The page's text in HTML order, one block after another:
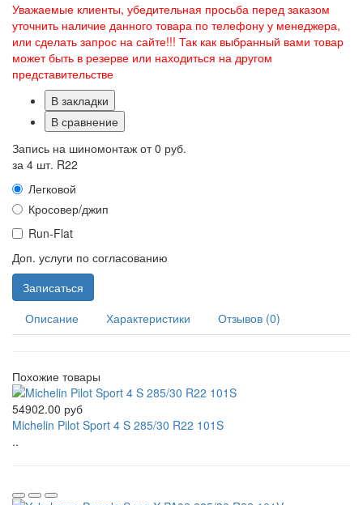
Уважаемые клиенты, убедительная просьба перед заказом
уточнить наличие данного товара по телефону у менеджера,
или сделать запрос на сайте!!! Так как выбранный вами товар
может быть в резерве или находиться на другом
представительстве
В закладки
В сравнение
Запись на шиномонтаж от0 руб.
за 4 шт. R22
Легковой
Кросовер/джип
Run-Flat
Доп. услуги по согласованию
Записаться
Описание
Характеристики Отзывов (0)
Похожие товары
54902.00 руб
Michelin Pilot Sport 4 S 285/30 R22 101S
..